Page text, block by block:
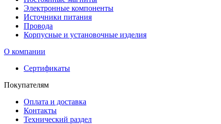
Электронные компоненты
Источники питания
Провода
Корпусные и установочные изделия
О компании
Сертификаты
Покупателям
Оплата и доставка
Контакты
Технический раздел